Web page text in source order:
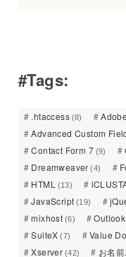
#Tags:
.htaccess (8) Adobe
Advanced Custom
Contact Form 7 (9)
Dreamweaver (4)
HTML (13)
JavaScript (19)
mixhost (6) Outlook
SuiteX (7) Value
Xserver (42) お名